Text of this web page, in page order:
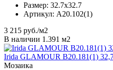
Размер: 32.7x32.7
Артикул: A20.102(1)
3 215 руб./м2
В наличии 1.391 м2
Irida GLAMOUR B20.181(1)
Мозаика